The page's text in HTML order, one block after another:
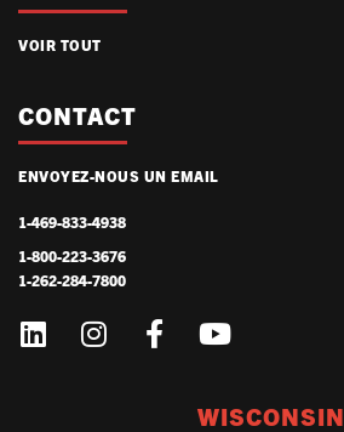
VOIR TOUT
CONTACT
ENVOYEZ-NOUS UN EMAIL
1-469-833-4938
1-800-223-3676
1-262-284-7800
WISCONSIN